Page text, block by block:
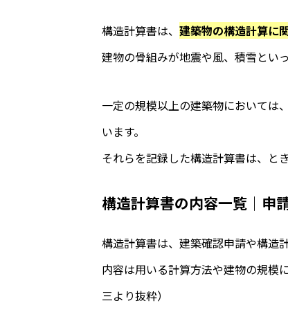
構造計算書は、 建築物の構造計算に
建物の骨組みが地震や風、積雪とい
一定の規模以上の建築物においては、
います。
それらを記録した構造計算書は、と
構造計算書の内容一覧｜申
構造計算書は、建築確認申請や構造
内容は用いる計算方法や建物の規模
三より抜粋）